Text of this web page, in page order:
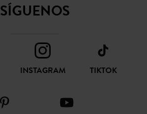
SÍGUENOS
INSTAGRAM TIKTOK